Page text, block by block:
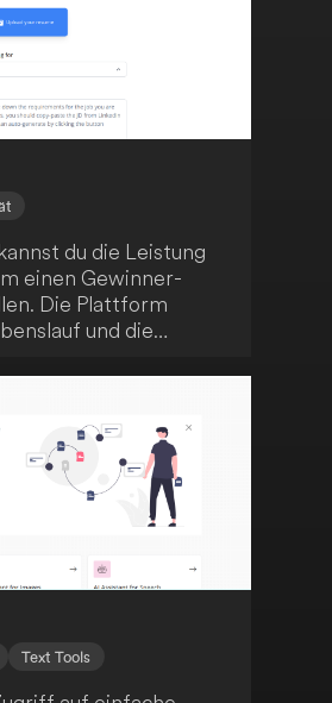
du die Leistung
einen Gewinner-
Die Plattform
und die
um deine
verbessern. Verbessere
erreiche heute deinen
Text Tools